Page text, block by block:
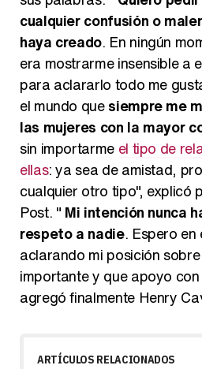
cualquier confusión o
haya creado. En ningún
era mostrarme insensible a
para aclararlo todo me
el mundo quesiempre me
las mujeres con la mayor
sin importarme el tipo de
ellas: ya sea de amistad,
cualquier otro tipo", explicó
Post. " Mi intención nunca
respeto a nadie. Espero en
aclarando mi posición
importante y que apoyo
agregó finalmente Henry
ARTÍCULOS RELACIONADOS